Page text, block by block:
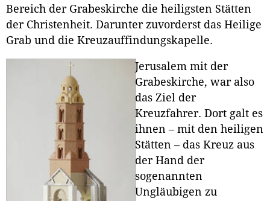
Bereich der Grabeskirche die heiligsten Stätten
der Christenheit. Darunter zuvorderst das Heilige
Grab und die Kreuzauffindungskapelle.
Jerusalem mit der
Grabeskirche, war also
das Ziel der
Kreuzfahrer. Dort galt es
ihnen – mit den heiligen
Stätten – das Kreuz aus
der Hand der
sogenannten
Ungläubigen zu